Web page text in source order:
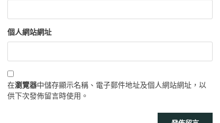
個人網站網址
在瀏覽器中儲存顯示名稱、電子郵件地址及個人網站網址，以
供下次發佈留言時使用。